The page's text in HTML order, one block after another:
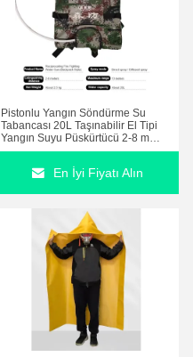
Pistonlu Yangın Söndürme Su
Tabancası 20L Taşınabilir El Tipi
Yangın Suyu Püskürtücü 2-8 m
Çalışma Mesafesi 13 m Maksimum
Menzil Kova ve Çanta Tipi ile
Doğrudan/Saçma Jet
En İyi Fiyatı Alın